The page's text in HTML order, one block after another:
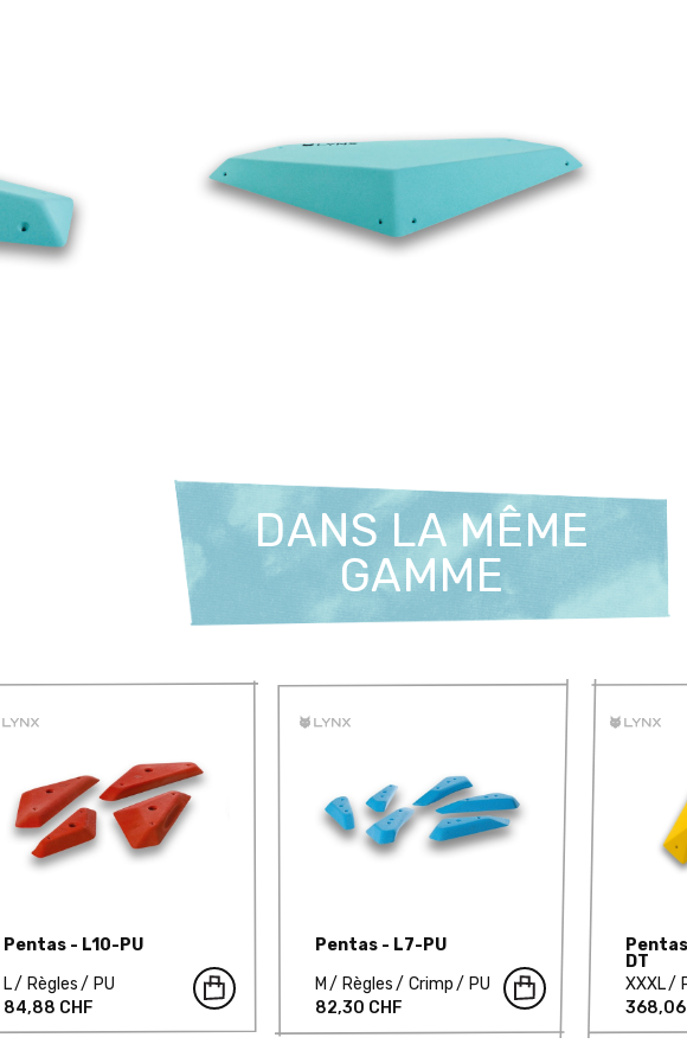
DANS LA MÊME
GAMME
Pentas - L10-PU
L
Règles
PU
84,88 CHF
Pentas - L7-PU
M
Règles Crimp
PU
82,30 CHF
DT
XXXL
368,06